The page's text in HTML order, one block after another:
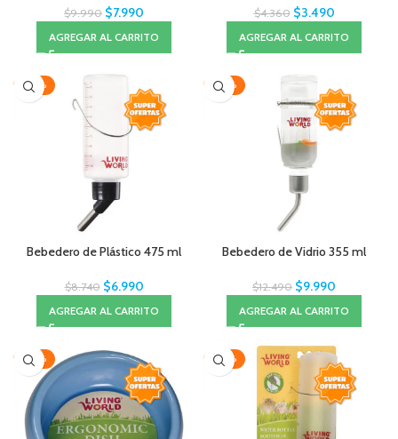
$9.990 $7.990
AGREGAR AL CARRITO
$4.360 $3.490
AGREGAR AL CARRITO
-20%
Bebedero de Plástico 475 ml
$8.740 $6.990
AGREGAR AL CARRITO
-20%
Bebedero de Vidrio 355 ml
$12.490 $9.990
AGREGAR AL CARRITO
-20% -20%